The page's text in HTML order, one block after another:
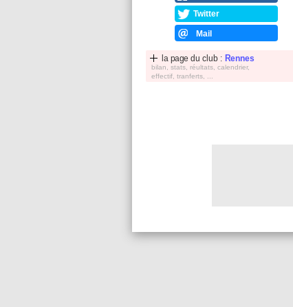
Twitter
Mail
la page du club : Rennes
bilan, stats, réultats, calendrier,
effectif, tranferts, ...